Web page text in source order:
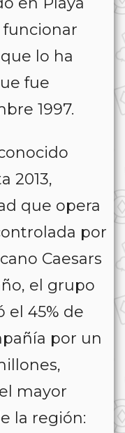
funcionar
lo ha
fue
1997.
2013,
que opera
por
Caesars
el grupo
el 45% de
por un
mayor
la región: